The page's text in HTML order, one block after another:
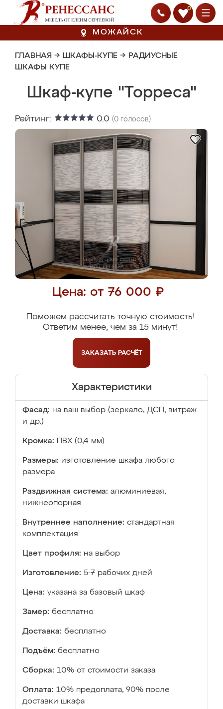
0
МОЖАЙСК
ГЛАВНАЯ → ШКАФЫ-КУПЕ → РАДИУСНЫЕ
ШКАФЫ КУПЕ
Шкаф-купе "Торреса"
Рейтинг: 0.0 (0 голосов)
Цена: от 76 000 ₽
Поможем рассчитать точную стоимость!
Ответим менее, чем за 15 минут!
ЗАКАЗАТЬ РАСЧЁТ
Характеристики
Фасад: на ваш выбор (зеркало, ДСП, витраж
и др.)
Кромка: ПВХ (0,4 мм)
Размеры: изготовление шкафа любого
размера
Раздвижная система: алюминиевая,
нижнеопорная
Внутреннее наполнение: стандартная
комплектация
Цвет профиля: на выбор
Изготовление: 5-7 рабочих дней
Цена: указана за базовый шкаф
Замер: бесплатно
Доставка: бесплатно
Подъём: бесплатно
Сборка: 10% от стоимости заказа
Оплата: 10% предоплата, 90% после
доставки шкафа